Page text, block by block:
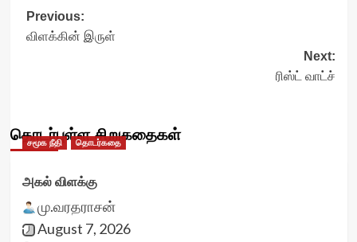
Post
navigation
Previous:
விளக்கின் இருள்
Next:
ரிஸ்ட் வாட்ச்
தொடர்புள்ள சிறுகதைகள்
சமூக நீதி தொடர்கதை
அகல் விளக்கு
மு.வரதராசன்
August 7, 2026